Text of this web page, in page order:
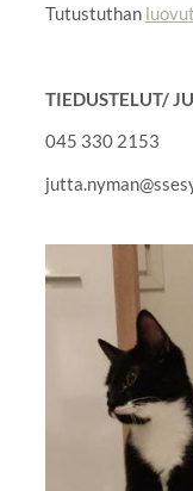
Tutustuthan
TIEDUSTELUT/
045 330 2153